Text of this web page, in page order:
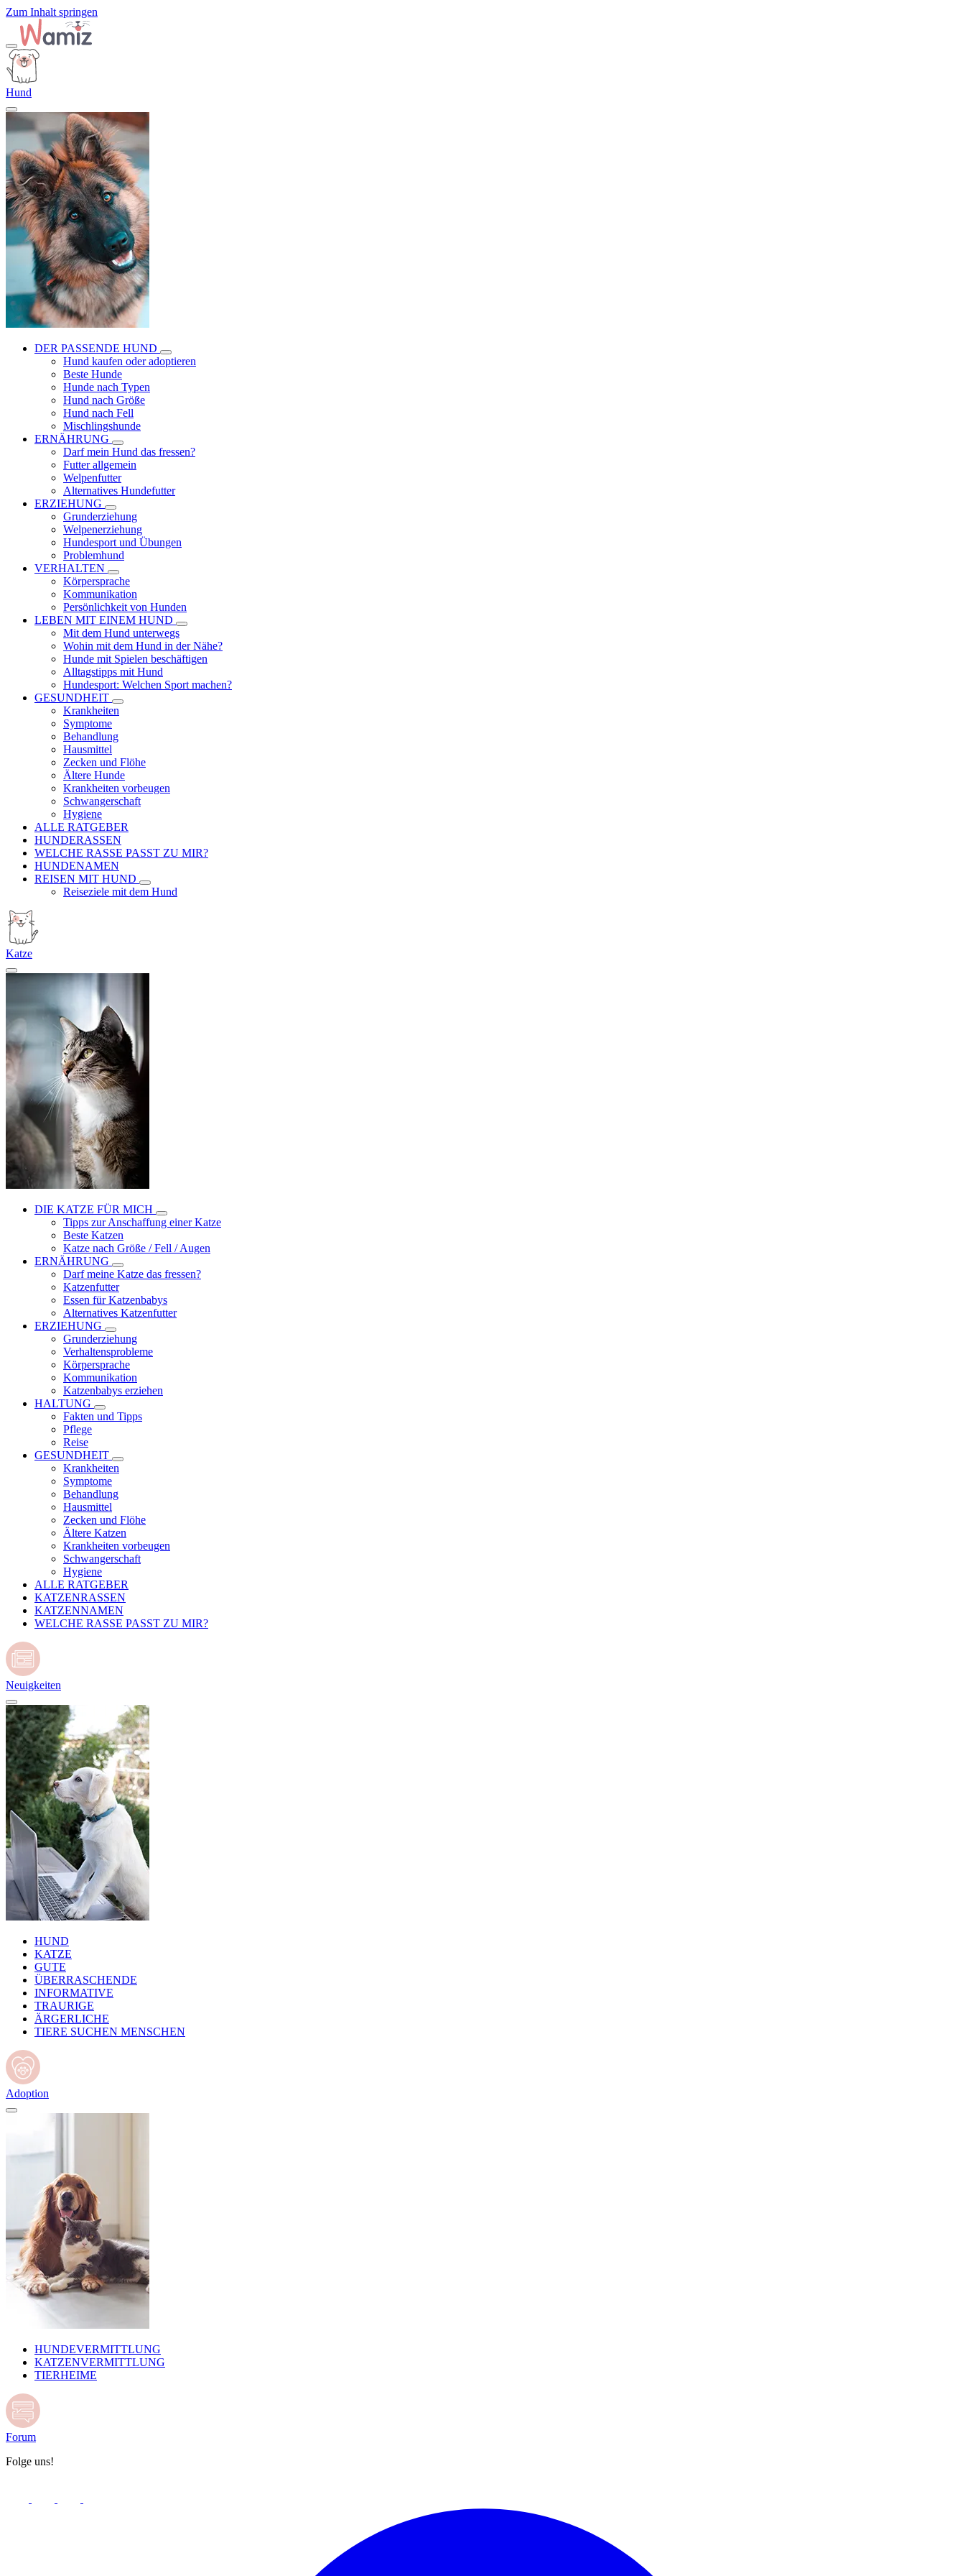
Zum Inhalt springen
Hund
DER PASSENDE HUND
Hund kaufen oder adoptieren
Beste Hunde
Hunde nach Typen
Hund nach Größe
Hund nach Fell
Mischlingshunde
ERNÄHRUNG
Darf mein Hund das fressen?
Futter allgemein
Welpenfutter
Alternatives Hundefutter
ERZIEHUNG
Grunderziehung
Welpenerziehung
Hundesport und Übungen
Problemhund
VERHALTEN
Körpersprache
Kommunikation
Persönlichkeit von Hunden
LEBEN MIT EINEM HUND
Mit dem Hund unterwegs
Wohin mit dem Hund in der Nähe?
Hunde mit Spielen beschäftigen
Alltagstipps mit Hund
Hundesport: Welchen Sport machen?
GESUNDHEIT
Krankheiten
Symptome
Behandlung
Hausmittel
Zecken und Flöhe
Ältere Hunde
Krankheiten vorbeugen
Schwangerschaft
Hygiene
ALLE RATGEBER
HUNDERASSEN
WELCHE RASSE PASST ZU MIR?
HUNDENAMEN
REISEN MIT HUND
Reiseziele mit dem Hund
Katze
DIE KATZE FÜR MICH
Tipps zur Anschaffung einer Katze
Beste Katzen
Katze nach Größe / Fell / Augen
ERNÄHRUNG
Darf meine Katze das fressen?
Katzenfutter
Essen für Katzenbabys
Alternatives Katzenfutter
ERZIEHUNG
Grunderziehung
Verhaltensprobleme
Körpersprache
Kommunikation
Katzenbabys erziehen
HALTUNG
Fakten und Tipps
Pflege
Reise
GESUNDHEIT
Krankheiten
Symptome
Behandlung
Hausmittel
Zecken und Flöhe
Ältere Katzen
Krankheiten vorbeugen
Schwangerschaft
Hygiene
ALLE RATGEBER
KATZENRASSEN
KATZENNAMEN
WELCHE RASSE PASST ZU MIR?
Neuigkeiten
HUND
KATZE
GUTE
ÜBERRASCHENDE
INFORMATIVE
TRAURIGE
ÄRGERLICHE
TIERE SUCHEN MENSCHEN
Adoption
HUNDEVERMITTLUNG
KATZENVERMITTLUNG
TIERHEIME
Forum
Folge uns!